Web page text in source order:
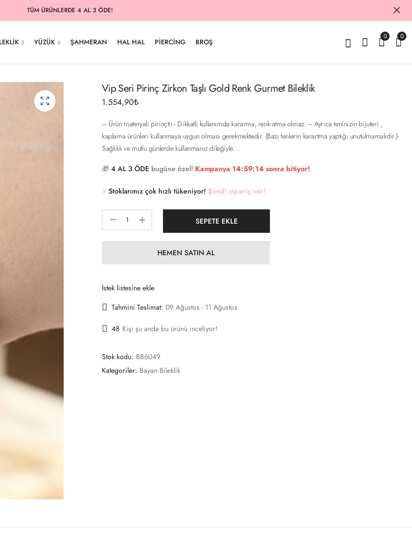
TÜM ÜRÜNLERDE 4 AL 3 ÖDE!
YÜZÜK ŞAHMERAN HAL HAL PIERCING BROŞ
0 0
Vip Seri Pirinç Zirkon Taşlı Gold Renk Gurmet Bileklik
1.554,90₺
– Ürün materyali pirinçtir.- Dikkatli kullanımda kararma, renk atma olmaz. – Ayrıca teninizin bijuteri ,
kaplama ürünleri kullanmaya uygun olması gerekmektedir. (Bazı tenlerin karartma yaptığı unutulmamalıdır.)-
Sağlıklı ve mutlu günlerde kullanmanız dileğiyle…
🎁 4 AL 3 ÖDE bugüne özel! Kampanya 14:59:13sonra bitiyor!
⚡️ Stoklarımız çok hızlı tükeniyor! Şimdi sipariş ver!
SEPETE EKLE
HEMEN SATIN AL
İstek listesine ekle
Tahmini Teslimat: 09 Ağustos - 11 Ağustos
48 Kişi şu anda bu ürünü inceliyor!
Stok kodu: BB6049
Kategoriler: Bayan Bileklik